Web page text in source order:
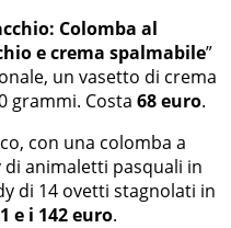
Colomba al
e crema spalmabile”
un vasetto di crema
grammi. Costa 68 euro.
con una colomba a
di animaletti pasquali in
di 14 ovetti stagnolati in
e i 142 euro.